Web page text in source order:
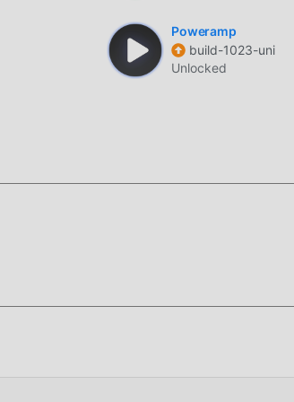
Poweramp
build-1023-uni
Unlocked